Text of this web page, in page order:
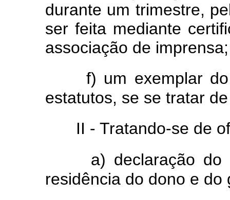
durante um trimestre,
ser feita mediante
associação de imprensa;
f) um exemplar
estatutos, se se tratar
II - Tratando-se de
a) declaração do
residência do dono e do